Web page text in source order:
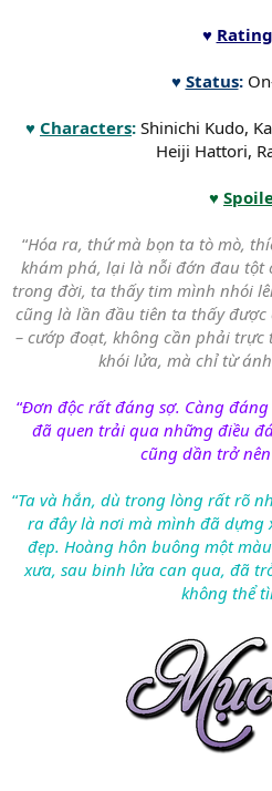
♥
♥ Status:
♥ Characters: Shinichi Kudo,
Heiji Hattori,
♥
“Hóa ra, thứ mà bọn ta tò mò,
khám phá, lại là nỗi đớn đau tột
trong đời, ta thấy tim mình nhói
cũng là lần đầu tiên ta thấy được
– cướp đoạt, không cần phải
khói lửa, mà chỉ từ
“Đơn độc rất đáng sợ. Càng
đã quen trải qua những điều
cũng dần trở
“Ta và hắn, dù trong lòng rất rõ
ra đây là nơi mà mình đã dựng
đẹp. Hoàng hôn buông một
xưa, sau binh lửa can qua, đã
không thể